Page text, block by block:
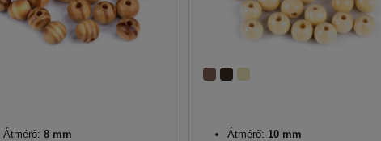
Átmérő: 8 mm
Átmérő: 10 mm